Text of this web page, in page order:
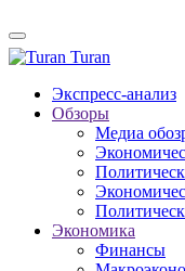
Turan
Экспресс-анализ
Обзоры
Медиа
Экономика
Финансы